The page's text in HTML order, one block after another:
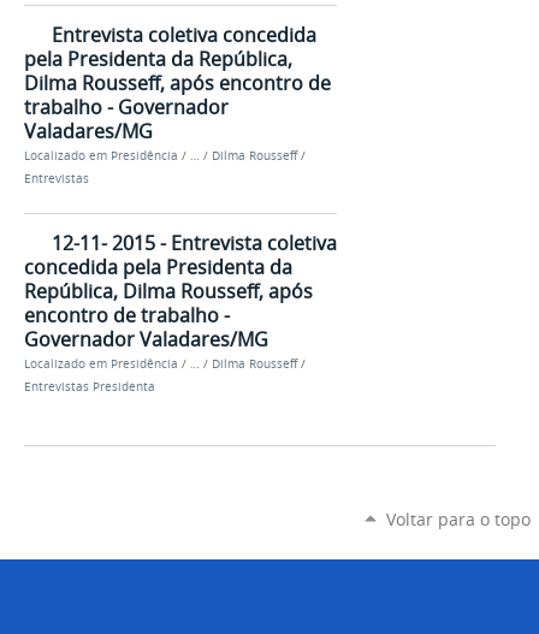
Entrevista coletiva concedida
pela Presidenta da República,
Dilma Rousseff, após encontro de
trabalho - Governador
Valadares/MG
Localizado em Presidência / … / Dilma Rousseff /
Entrevistas
12-11- 2015 - Entrevista coletiva
concedida pela Presidenta da
República, Dilma Rousseff, após
encontro de trabalho -
Governador Valadares/MG
Localizado em Presidência / … / Dilma Rousseff /
Entrevistas Presidenta
Voltar para o topo